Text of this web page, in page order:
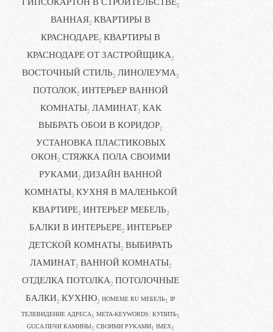
2
ВАННАЯ2 КВАРТИРЫ В
КРАСНОДАРЕ2 КВАРТИРЫ В
КРАСНОДАРЕ ОТ ЗАСТРОЙЩИКА2
ВОСТОЧНЫЙ СТИЛЬ2 ЛИНОЛЕУМА2
ПОТОЛОК2 ИНТЕРЬЕР ВАННОЙ
КОМНАТЫ2 ЛАМИНАТ2 КАК
ВЫБРАТЬ ОБОИ В КОРИДОР2
УСТАНОВКА ПЛАСТИКОВЫХ
ОКОН2 СТЯЖКА ПОЛА СВОИМИ
РУКАМИ2 ДИЗАЙН ВАННОЙ
КОМНАТЫ2 КУХНЯ В МАЛЕНЬКОЙ
КВАРТИРЕ2 ИНТЕРЬЕР МЕБЕЛЬ2
БАЛКИ В ИНТЕРЬЕРЕ2 ИНТЕРЬЕР
ДЕТСКОЙ КОМНАТЫ2 ВЫБИРАТЬ
ЛАМИНАТ2 ВАННОЙ КОМНАТЫ2
ОТДЕЛКА ПОТОЛКА2 ПОТОЛОЧНЫЕ
БАЛКИ2 КУХНЮ2 HOMEME RU МЕБЕЛЬ1 IP
ТЕЛЕВИДЕНИЕ АДРЕСА 1 META-KEYWORDS: КУПИТЬ1
GUCA ПЕЧИ КАМИНЫ1 CВОИМИ РУКАМИ1 IMEX1